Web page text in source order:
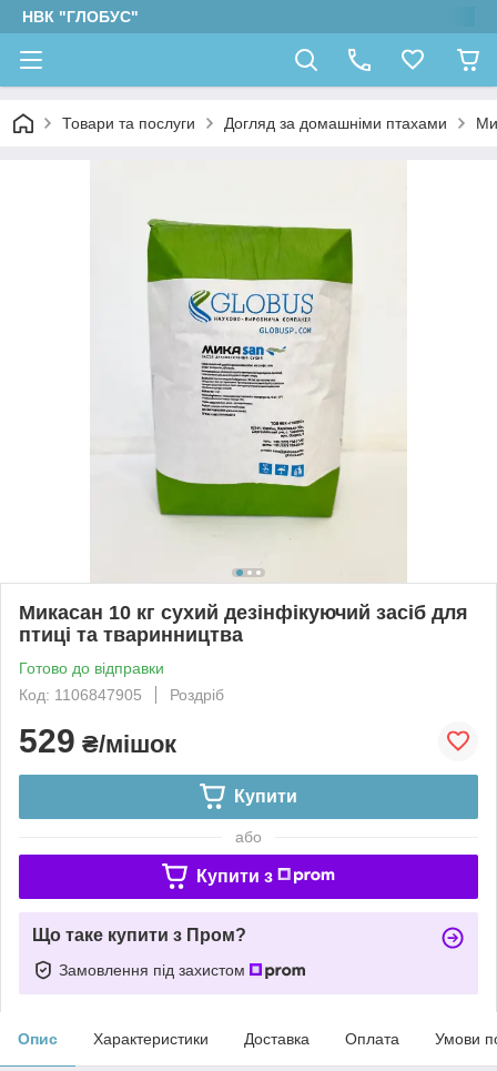
НВК "ГЛОБУС"
Товари та послуги Догляд за домашніми птахами
Микасан 10 кг сухий дезінфікуючий засіб для
птиці та тваринництва
Готово до відправки
Код: 1106847905
Роздріб
529 ₴/мішок
Купити
або
Купити з
Що таке купити з Пром?
Замовлення під захистом
Опис Характеристики Доставка Оплата Умови